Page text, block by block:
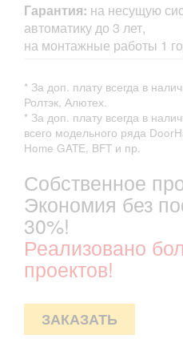
Гарантия: на несущую
автоматику до 3 лет,
на монтажные работы 1
* За доп. плату всегда в
Ролтэк, Алютех.
* За доп. плату всегда в
всего модельного ряда
Home GATE, BFT и пр.
Собственное
Экономия без
30%!
Реализовано
проектов!
ЗАКАЗАТЬ